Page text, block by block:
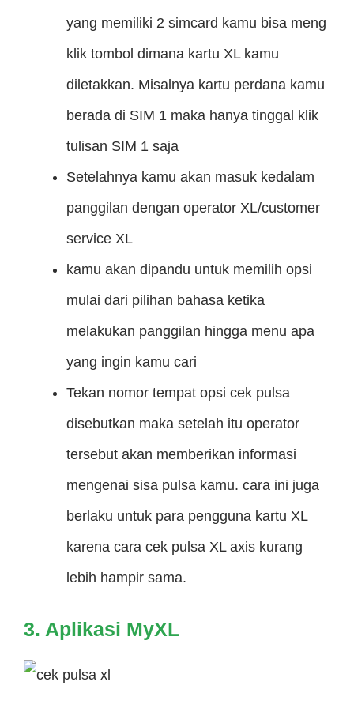
yang memiliki 2 simcard kamu bisa meng
klik tombol dimana kartu XL kamu
diletakkan. Misalnya kartu perdana kamu
berada di SIM 1 maka hanya tinggal klik
tulisan SIM 1 saja
Setelahnya kamu akan masuk kedalam
panggilan dengan operator XL/customer
service XL
kamu akan dipandu untuk memilih opsi
mulai dari pilihan bahasa ketika
melakukan panggilan hingga menu apa
yang ingin kamu cari
Tekan nomor tempat opsi cek pulsa
disebutkan maka setelah itu operator
tersebut akan memberikan informasi
mengenai sisa pulsa kamu. cara ini juga
berlaku untuk para pengguna kartu XL
karena cara cek pulsa XL axis kurang
lebih hampir sama.
3. Aplikasi MyXL